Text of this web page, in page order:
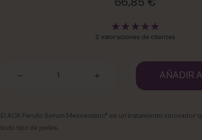
2 valoraciones de clientes
1 AÑADIR
El AOX Ferulic Serum Mesoestetic® es un tratamiento innovador
todo tipo de pieles.